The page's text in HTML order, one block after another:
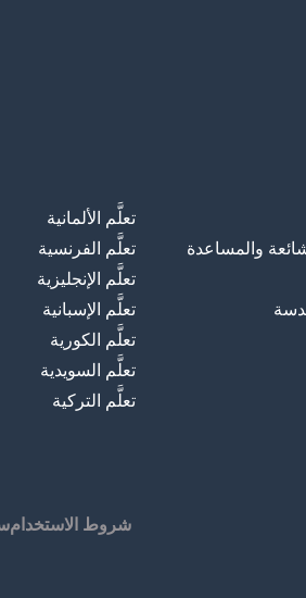
والمساعدة
تعلَّم الألمانية
تعلَّم الفرنسية
تعلَّم الإنجليزية
تعلَّم الإسبانية
تعلَّم الكورية
تعلَّم السويدية
تعلَّم التركية
شروط الاستخدام